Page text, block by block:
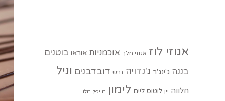
אגוזי לוז אגוזי מלך אוכמניות אוראו בוטנים
בננה ג'ינג'ר ג'נדויה דבש דובדבנים וניל
חלווה יין לוטוס ליים לימון מייפל מלון